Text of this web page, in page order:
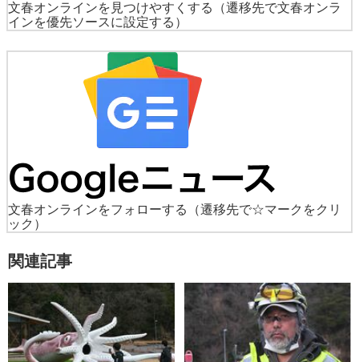
文春オンラインを見つけやすくする
（遷移先で文春オンラ
インを優先ソースに設定する）
文春オンラインをフォローする
（遷移先で☆マークをクリ
ック）
関連記事